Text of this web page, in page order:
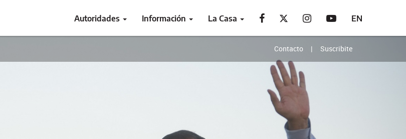
Autoridades Información La Casa EN
Contacto Suscribite